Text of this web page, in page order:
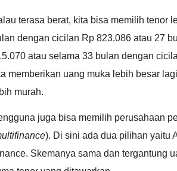
terasa berat, kita bisa memilih tenor
dengan cicilan Rp 823.086 atau 27
atau selama 33 bulan dengan
memberikan uang muka lebih besar
murah.
juga bisa memilih perusahaan
). Di sini ada dua pilihan yaitu
Skemanya sama dan tergantung